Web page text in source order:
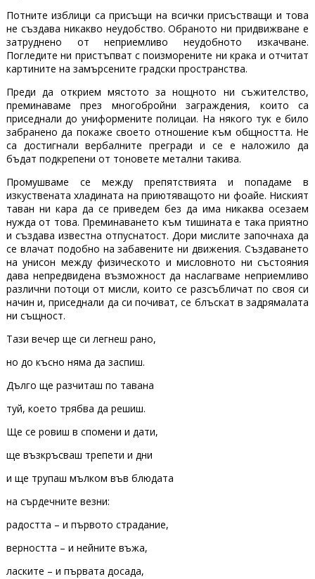
Потните изблици са присъщи на всички присъстващи и това
не създава никакво неудобство. Обраното ни придвижване е
затруднено от неприемливо неудобното изкачване.
Погледите ни пристъпват с поизморените ни крака и отчитат
картините на замърсените градски пространства.
Преди да открием мястото за нощното ни съжителство,
преминаваме през многобройни заграждения, които са
приседнали до униформените полицаи. На някого тук е било
забранено да покаже своето отношение към общността. Не
са достигнали вербалните прегради и се е наложило да
бъдат подкрепени от тоновете метални такива.
Промушваме се между препятствията и попадаме в
изкуствената хладината на приютяващото ни фоайе. Ниският
таван ни кара да се приведем без да има никаква осезаем
нужда от това. Преминаването към тишината е така приятно
и създава известна отпуснатост. Дори мислите започнаха да
се влачат подобно на забавените ни движения. Създаването
на унисон между физическото и мисловното ни състояния
дава непредвидена възможност да наслагваме неприемливо
различни потоци от мисли, които се разсъбличат по своя си
начин и, приседнали да си почиват, се блъскат в задрямалата
ни същност.
Тази вечер ще си легнеш рано,
но до късно няма да заспиш.
Дълго ще разчиташ по тавана
туй, което трябва да решиш.
Ще се ровиш в спомени и дати,
ще възкръсваш трепети и дни
и ще трупаш мълком във блюдата
на сърдечните везни:
радостта – и първото страдание,
верността – и нейните въжа,
ласките – и първата досада,